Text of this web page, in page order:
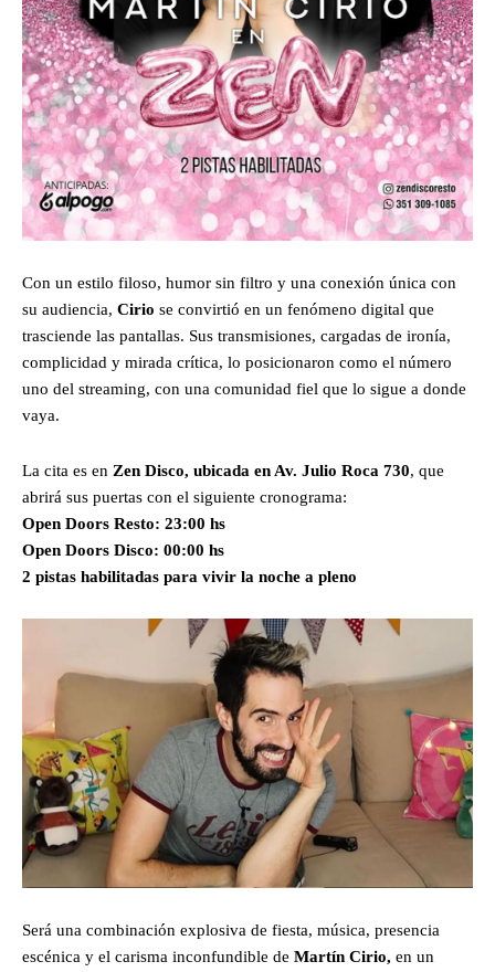
Con un estilo filoso, humor sin filtro y una conexión única con
su audiencia, Cirio se convirtió en un fenómeno digital que
trasciende las pantallas. Sus transmisiones, cargadas de ironía,
complicidad y mirada crítica, lo posicionaron como el número
uno del streaming, con una comunidad fiel que lo sigue a donde
vaya.
La cita es en Zen Disco, ubicada en Av. Julio Roca 730, que
abrirá sus puertas con el siguiente cronograma:
Open Doors Resto: 23:00 hs
Open Doors Disco: 00:00 hs
2 pistas habilitadas para vivir la noche a pleno
Será una combinación explosiva de fiesta, música, presencia
escénica y el carisma inconfundible de Martín Cirio, en un